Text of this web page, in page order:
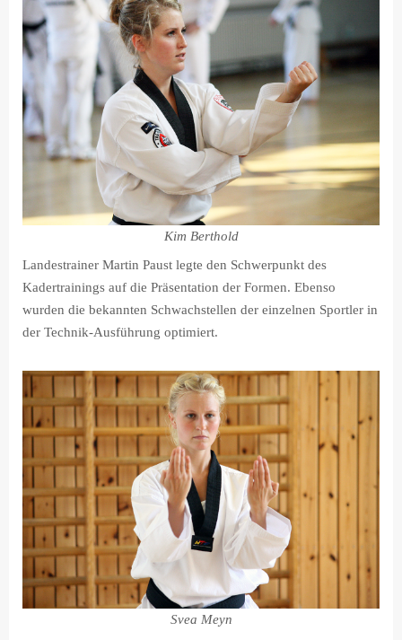
Kim Berthold
Landestrainer Martin Paust legte den Schwerpunkt des
Kadertrainings auf die Präsentation der Formen. Ebenso
wurden die bekannten Schwachstellen der einzelnen Sportler in
der Technik-Ausführung optimiert.
Svea Meyn